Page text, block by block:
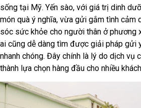
sống tại Mỹ. Yến sào, với giá trị dinh
món quà ý nghĩa, vừa gửi gắm tình cảm
sóc sức khỏe cho người thân ở phương
ai cũng dễ dàng tìm được giải pháp gửi
nhanh chóng. Đây chính là lý do dịch vụ
thành lựa chọn hàng đầu cho nhiều